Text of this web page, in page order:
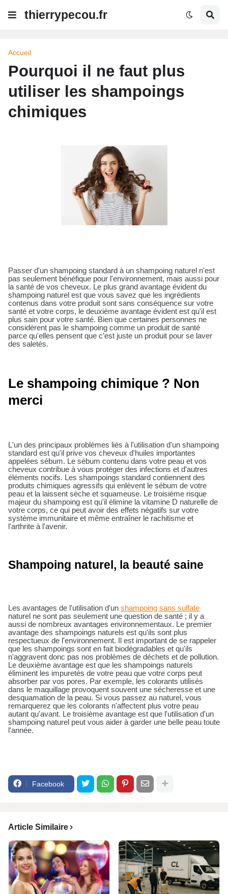
thierrypecou.fr
Accueil
Pourquoi il ne faut plus
utiliser les shampoings
chimiques
Passer d'un shampoing standard à un shampoing naturel n'est
pas seulement bénéfique pour l'environnement, mais aussi pour
la santé de vos cheveux. Le plus grand avantage évident du
shampoing naturel est que vous savez que les ingrédients
contenus dans votre produit sont sans conséquence sur votre
santé et votre corps, le deuxième avantage évident est qu'il est
plus sain pour votre santé. Bien que certaines personnes ne
considèrent pas le shampoing comme un produit de santé
parce qu'elles pensent que c’est juste un produit pour se laver
des saletés.
Le shampoing chimique ? Non
merci
L'un des principaux problèmes liés à l'utilisation d'un shampoing
standard est qu'il prive vos cheveux d'huiles importantes
appelées sébum. Le sébum contenu dans votre peau et vos
cheveux contribue à vous protéger des infections et d'autres
éléments nocifs. Les shampoings standard contiennent des
produits chimiques agressifs qui enlèvent le sébum de votre
peau et la laissent sèche et squameuse. Le troisième risque
majeur du shampoing est qu'il élimine la vitamine D naturelle de
votre corps, ce qui peut avoir des effets négatifs sur votre
système immunitaire et même entraîner le rachitisme et
l'arthrite à l'avenir.
Shampoing naturel, la beauté saine
Les avantages de l'utilisation d'un shampoing sans sulfate
naturel ne sont pas seulement une question de santé ; il y a
aussi de nombreux avantages environnementaux. Le premier
avantage des shampoings naturels est qu'ils sont plus
respectueux de l'environnement. Il est important de se rappeler
que les shampoings sont en fait biodégradables et qu'ils
n'aggravent donc pas nos problèmes de déchets et de pollution.
Le deuxième avantage est que les shampoings naturels
éliminent les impuretés de votre peau que votre corps peut
absorber par vos pores. Par exemple, les colorants utilisés
dans le maquillage provoquent souvent une sécheresse et une
desquamation de la peau. Si vous passez au naturel, vous
remarquerez que les colorants n'affectent plus votre peau
autant qu'avant. Le troisième avantage est que l'utilisation d'un
shampoing naturel peut vous aider à garder une belle peau toute
l'année.
Facebook
Article Similaire